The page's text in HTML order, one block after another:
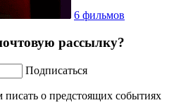
6 фильмов
рассылку?
Подписаться
о предстоящих событиях